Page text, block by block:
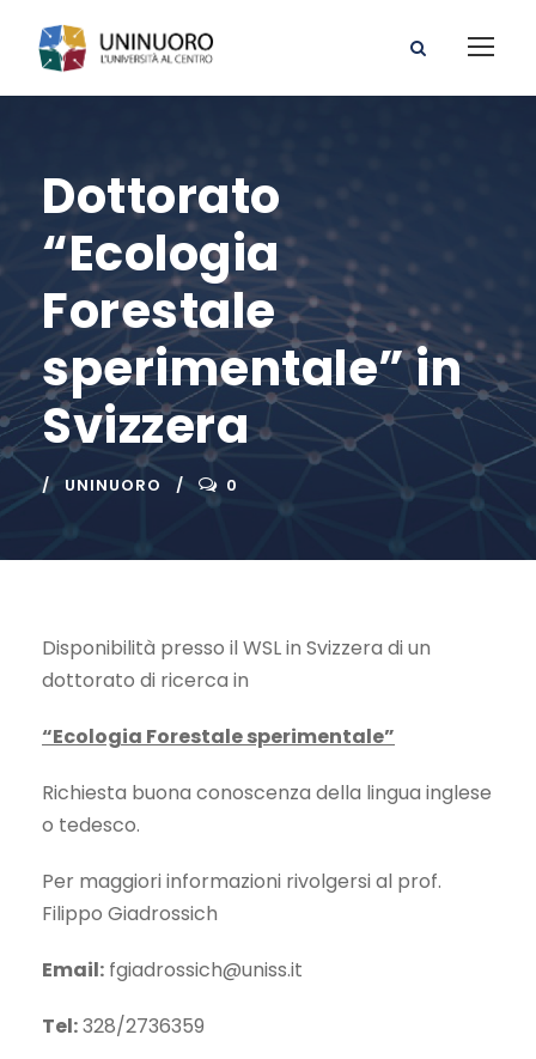
Dottorato
“Ecologia
Forestale
sperimentale” in
Svizzera
UNINUORO 0
Disponibilità presso il WSL in Svizzera di un
dottorato di ricerca in
“Ecologia Forestale sperimentale”
Richiesta buona conoscenza della lingua inglese
o tedesco.
Per maggiori informazioni rivolgersi al prof.
Filippo Giadrossich
Email: fgiadrossich@uniss.it
Tel:328/2736359